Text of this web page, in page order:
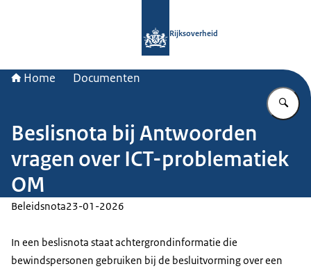
Rijksoverheid
Home Documenten
Beslisnota bij Antwoorden
vragen over ICT-problematiek
OM
Beleidsnota23-01-2026
In een beslisnota staat achtergrondinformatie die
bewindspersonen gebruiken bij de besluitvorming over een